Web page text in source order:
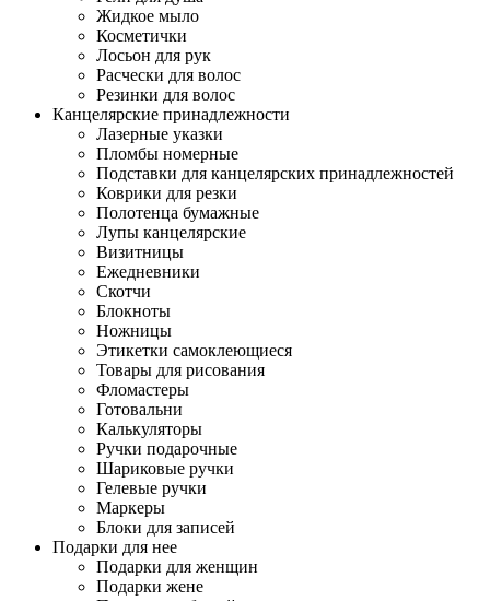
Жидкое мыло
Косметички
Лосьон для рук
Расчески для волос
Резинки для волос
Канцелярские принадлежности
Лазерные указки
Пломбы номерные
Подставки для канцелярских принадлежностей
Коврики для резки
Полотенца бумажные
Лупы канцелярские
Визитницы
Ежедневники
Скотчи
Блокноты
Ножницы
Этикетки самоклеющиеся
Товары для рисования
Фломастеры
Готовальни
Калькуляторы
Ручки подарочные
Шариковые ручки
Гелевые ручки
Маркеры
Блоки для записей
Подарки для нее
Подарки для женщин
Подарки жене